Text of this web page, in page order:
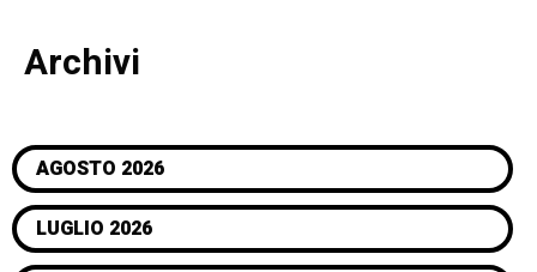
Archivi
AGOSTO 2026
LUGLIO 2026